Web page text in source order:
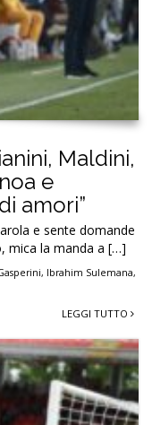
Maldini,
e
amori”
e sente domande
mica la manda a […]
, Ibrahim Sulemana,
LEGGI TUTTO